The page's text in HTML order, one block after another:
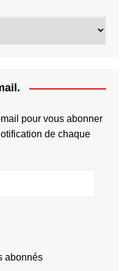
pour vous abonner
de chaque
abonnés